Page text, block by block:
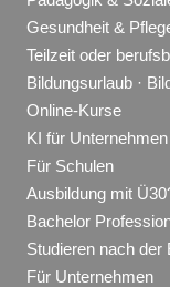
Gesundheit &
Teilzeit oder
Bildungsurlaub ·
Online-Kurse
KI für Unternehmen
Für Schulen
Ausbildung mit
Bachelor
Studieren nach der
Für Unternehmen